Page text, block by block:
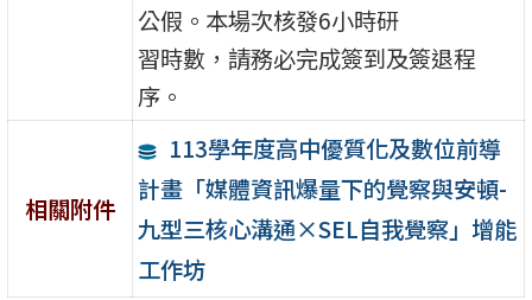
公假。本場次核發6小時研
習時數，請務必完成簽到及簽退程
序。
相關附件
113學年度高中優質化及數位前導
計畫「媒體資訊爆量下的覺察與安頓-
九型三核心溝通×SEL自我覺察」增能
工作坊